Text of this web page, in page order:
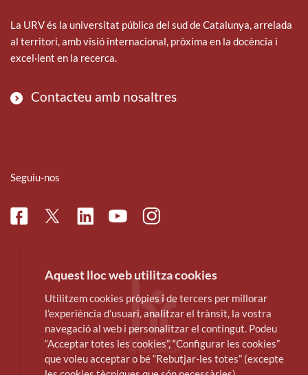
La URV és la universitat pública del sud de Catalunya, arrelada
al territori, amb visió internacional, pròxima en la docència i
excel·lent en la recerca.
Contacteu amb nosaltres
Seguiu-nos
FacebookTwitterLinkedinYoutubeInstagram
Aquest lloc web utilitza cookies
Utilitzem cookies pròpies i de tercers per millorar
l’experiència d’usuari, analitzar el trànsit, la vostra
navegació al web i personalitzar el contingut. Podeu
“Acceptar totes les cookies”, “Configurar les cookies”
que voleu acceptar o bé “Rebutjar-les totes” (excepte